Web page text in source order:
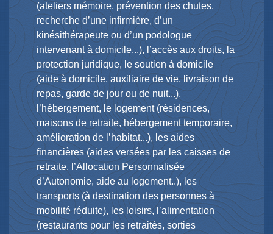
(ateliers mémoire, prévention des chutes,
recherche d’une infirmière, d’un
kinésithérapeute ou d’un podologue
intervenant à domicile...), l’accès aux droits, la
protection juridique, le soutien à domicile
(aide à domicile, auxiliaire de vie, livraison de
repas, garde de jour ou de nuit...),
l’hébergement, le logement (résidences,
maisons de retraite, hébergement temporaire,
amélioration de l’habitat...), les aides
financières (aides versées par les caisses de
retraite, l’Allocation Personnalisée
d’Autonomie, aide au logement..), les
transports (à destination des personnes à
mobilité réduite), les loisirs, l’alimentation
(restaurants pour les retraités, sorties